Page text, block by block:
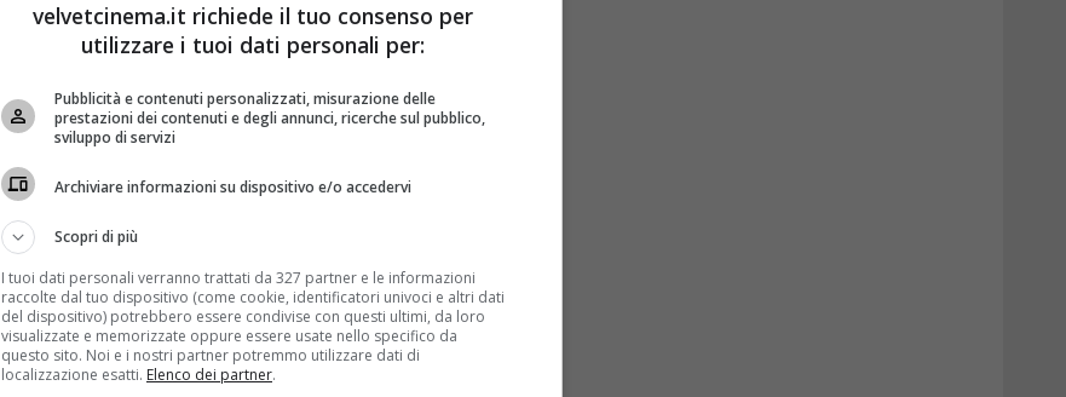
velvetcinema.it richiede il tuo consenso per
utilizzare i tuoi dati personali per:
Pubblicità e contenuti personalizzati, misurazione delle
prestazioni dei contenuti e degli annunci, ricerche sul pubblico,
sviluppo di servizi
Archiviare informazioni su dispositivo e/o accedervi
Scopri di più
I tuoi dati personali verranno trattati da 327 partner e le informazioni
raccolte dal tuo dispositivo (come cookie, identificatori univoci e altri dati
del dispositivo) potrebbero essere condivise con questi ultimi, da loro
visualizzate e memorizzate oppure essere usate nello specifico da
questo sito. Noi e i nostri partner potremmo utilizzare dati di
localizzazione esatti. Elenco dei partner.